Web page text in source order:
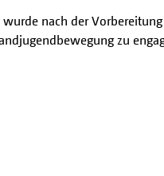
nach der
zu